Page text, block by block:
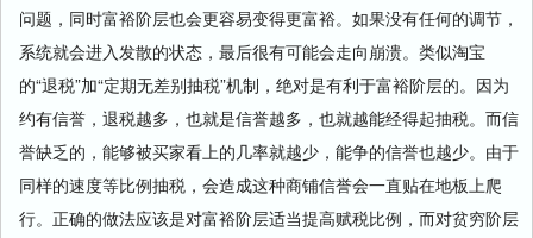
问题，同时富裕阶层也会更容易变得更富裕。如果没有任何的调节，
系统就会进入发散的状态，最后很有可能会走向崩溃。类似淘宝
的“退税”加“定期无差别抽税”机制，绝对是有利于富裕阶层的。因为
约有信誉，退税越多，也就是信誉越多，也就越能经得起抽税。而信
誉缺乏的，能够被买家看上的几率就越少，能争的信誉也越少。由于
同样的速度等比例抽税，会造成这种商铺信誉会一直贴在地板上爬
行。正确的做法应该是对富裕阶层适当提高赋税比例，而对贫穷阶层